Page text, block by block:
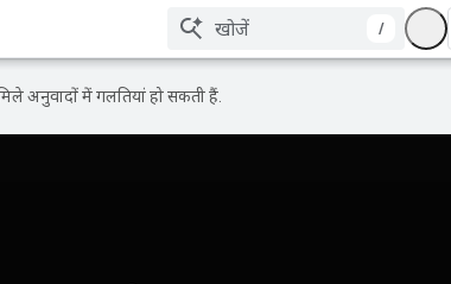
/
अनुवादों में गलतियां हो सकती हैं.